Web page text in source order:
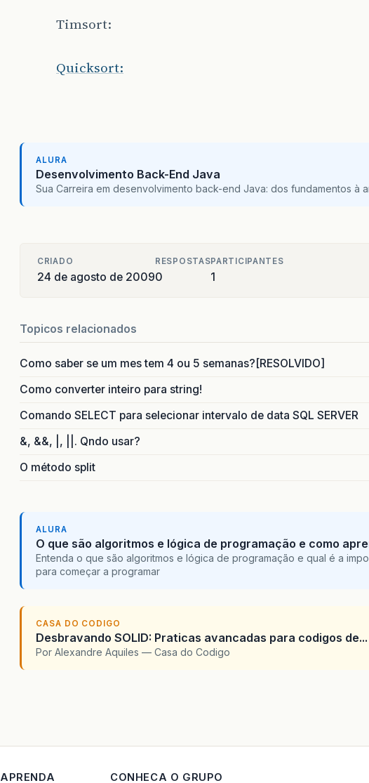
Timsort:
Quicksort:
ALURA
Desenvolvimento Back-End Java
Sua Carreira em desenvolvimento back-end Java: dos fundamentos à
CRIADO
24 de agosto de 2009
RESPOSTAS
0
PARTICIPANTES
1
Topicos relacionados
Como saber se um mes tem 4 ou 5 semanas?[RESOLVIDO]
Como converter inteiro para string!
Comando SELECT para selecionar intervalo de data SQL SERVER
&, &&, |, ||. Qndo usar?
O método split
ALURA
O que são algoritmos e lógica de programação e como
Entenda o que são algoritmos e lógica de programação e qual é a
para começar a programar
CASA DO CODIGO
Desbravando SOLID: Praticas avancadas para codigos de...
Por Alexandre Aquiles — Casa do Codigo
APRENDA CONHECA O GRUPO